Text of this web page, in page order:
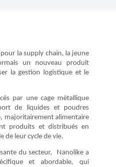
la supply chain, la jeune
un nouveau produit
la gestion logistique et le
par une cage métallique
de liquides et poudres
majoritairement alimentaire
produits et distribués en
de leur cycle de vie.
du secteur, Nanolike a
et abordable, qui